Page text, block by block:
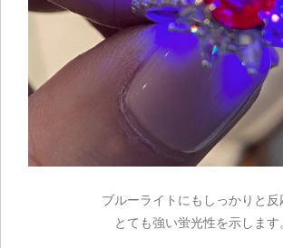
ブルーライトにもしっかりと反
とても強い蛍光性を示します